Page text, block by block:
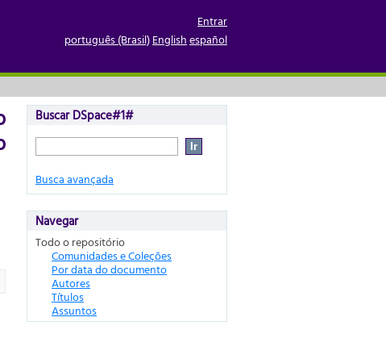
do candidato; Eleição;
Entrar
português (Brasil)Englishespañol
Buscar DSpace#1#
Busca avançada
Navegar
Todo o repositório
Comunidades e Coleções
Por data do documento
Autores
Títulos
Assuntos